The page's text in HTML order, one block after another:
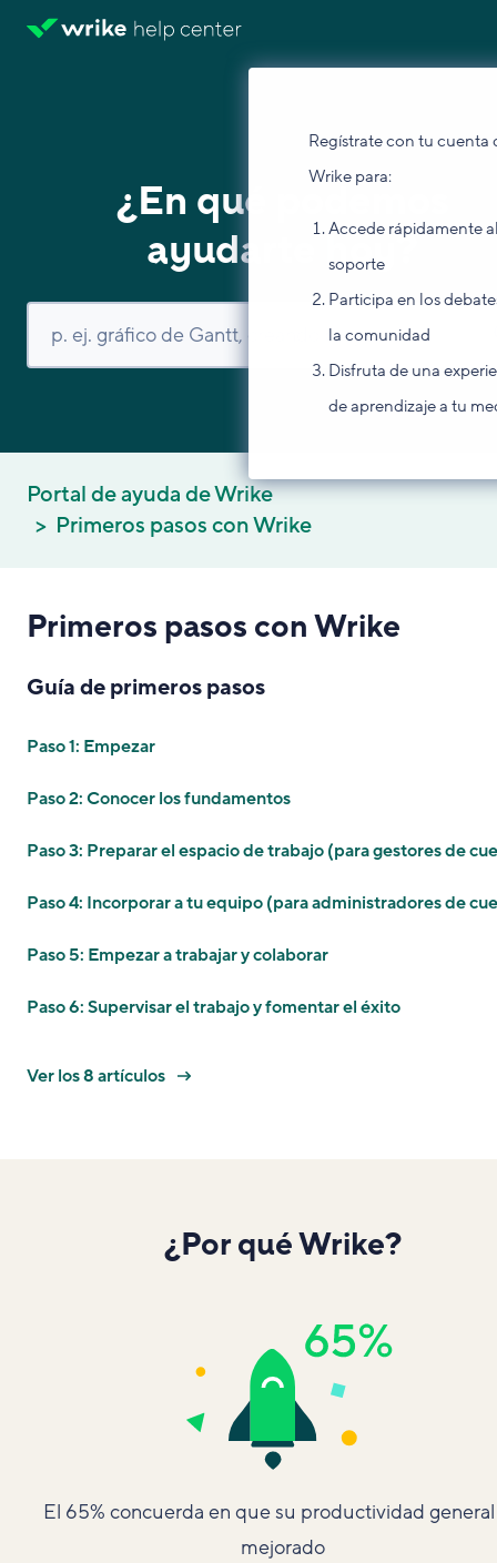
Regístrate con tu cuenta
Wrike para:
Accede rápidamente
soporte
Participa en los
la comunidad
Disfruta de una
de aprendizaje a tu
¿En qué podemos
ayudarte hoy?
Portal de ayuda de Wrike
Primeros pasos con Wrike
Primeros pasos con Wrike
Guía de primeros pasos
Paso 1: Empezar
Paso 2: Conocer los fundamentos
Paso 3: Preparar el espacio de trabajo (para gestores de
Paso 4: Incorporar a tu equipo (para administradores de
Paso 5: Empezar a trabajar y colaborar
Paso 6: Supervisar el trabajo y fomentar el éxito
Ver los 8 artículos
¿Por qué Wrike?
El 65% concuerda en que su productividad
mejorado